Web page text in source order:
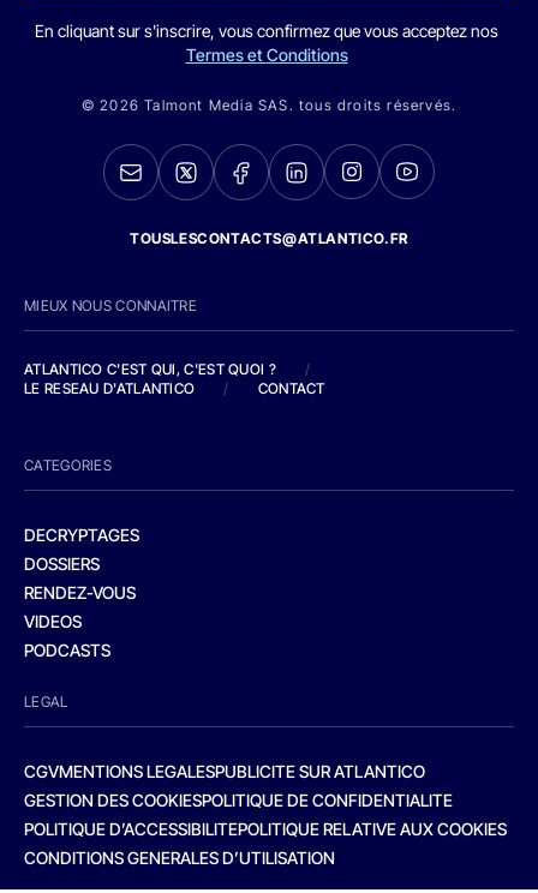
En cliquant sur s'inscrire, vous confirmez que vous acceptez nos
Termes et Conditions
© 2026 Talmont Media SAS. tous droits réservés.
TOUSLESCONTACTS@ATLANTICO.FR
MIEUX NOUS CONNAITRE
ATLANTICO C'EST QUI, C'EST QUOI ?
/
LE RESEAU D'ATLANTICO
/ CONTACT
CATEGORIES
DECRYPTAGES
DOSSIERS
RENDEZ-VOUS
VIDEOS
PODCASTS
LEGAL
CGVMENTIONS LEGALESPUBLICITE SUR ATLANTICO
GESTION DES COOKIESPOLITIQUE DE CONFIDENTIALITE
POLITIQUE D’ACCESSIBILITEPOLITIQUE RELATIVE AUX COOKIES
CONDITIONS GENERALES D’UTILISATION